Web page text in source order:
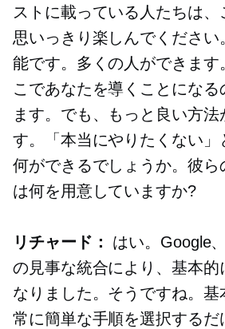
ストに載っている人たちは、
思いっきり楽しんでください
能です。多くの人ができます
こであなたを導くことになる
ます。でも、もっと良い方
す。「本当にやりたくない」
何ができるでしょうか。彼ら
は何を用意していますか?
リチャード：
はい。Google
の見事な統合により、基本的
なりました。そうですね。
常に簡単な手順を選択するだ